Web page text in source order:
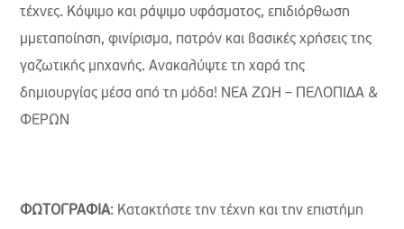
τέχνες. Κόψιμο και ράψιμο υφάσματος, επιδιόρθωση
µμεταποίηση, φινίρισμα, πατρόν και βασικές χρήσεις της
γαζωτικής µηχανής. Ανακαλύψτε τη χαρά της
δημιουργίας μέσα από τη μόδα! ΝΕΑ ΖΩΗ – ΠΕΛΟΠΙΔΑ &
ΦΕΡΩΝ
ΦΩΤΟΓΡΑΦΙΑ: Κατακτήστε την τέχνη και την επιστήμη